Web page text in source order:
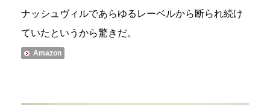
ナッシュヴィルであらゆるレーベルから断られ続け
ていたというから驚きだ。
Amazon